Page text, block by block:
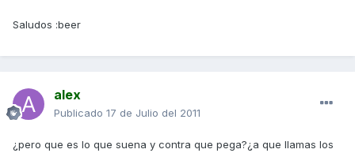
Saludos :beer
alex
Publicado 17 de Julio del 2011
¿pero que es lo que suena y contra que pega?¿a que llamas los